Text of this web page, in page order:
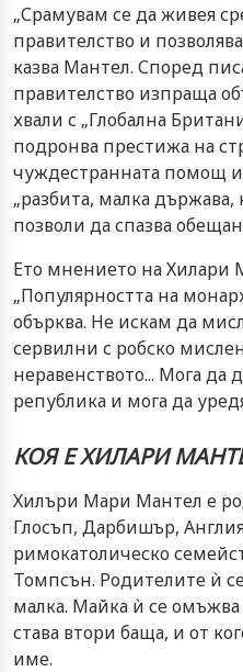
„Срамувам се да живея
правителство и
казва Мантел. Според
правителство изпраща
хвали с „Глобална
подронва престижа на
чуждестранната помощ
„разбита, малка
позволи да спазва
Ето мнението на Хилари
„Популярността на
обърква. Не искам да
сервилни с робско
неравенството... Мога
република и мога да
КОЯ Е ХИЛАРИ
Хилъри Мари Мантел е
Глосъп, Дарбишър,
римокатолическо
Томпсън. Родителите ѝ
малка. Майка ѝ се
става втори баща, и от
име.